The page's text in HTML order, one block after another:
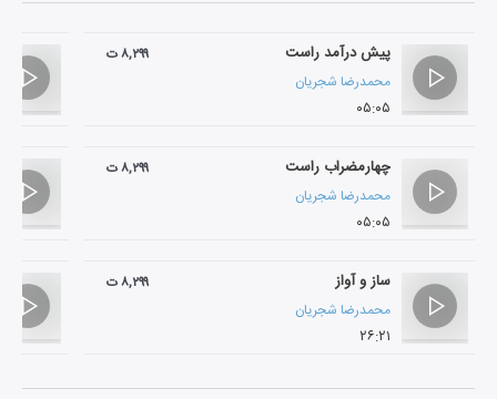
پیش درآمد راست
محمدرضا شجریان
۰۵:۰۵
۸,۲۹۹ ت
چهارمضراب راست
محمدرضا شجریان
۰۵:۰۵
۸,۲۹۹ ت
ساز و آواز
محمدرضا شجریان
۲۶:۲۱
۸,۲۹۹ ت